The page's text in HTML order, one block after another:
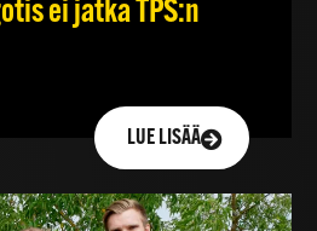
ei jatka TPS:n
LUE LISÄÄ